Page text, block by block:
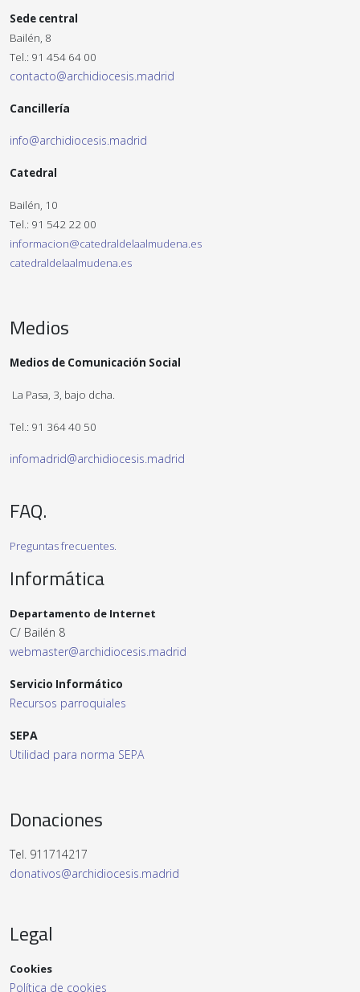
Sede central
Bailén, 8
Tel.: 91 454 64 00
contacto@archidiocesis.madrid
Cancillería
info@archidiocesis.madrid
Catedral
Bailén, 10
Tel.: 91 542 22 00
informacion@catedraldelaalmudena.es
catedraldelaalmudena.es
Medios
Medios de Comunicación Social
La Pasa, 3, bajo dcha.
Tel.: 91 364 40 50
infomadrid@archidiocesis.madrid
FAQ.
Preguntas frecuentes.
Informática
Departamento de Internet
C/ Bailén 8
webmaster@archidiocesis.madrid
Servicio Informático
Recursos parroquiales
SEPA
Utilidad para norma SEPA
Donaciones
Tel. 911714217
donativos@archidiocesis.madrid
Legal
Cookies
Política de cookies